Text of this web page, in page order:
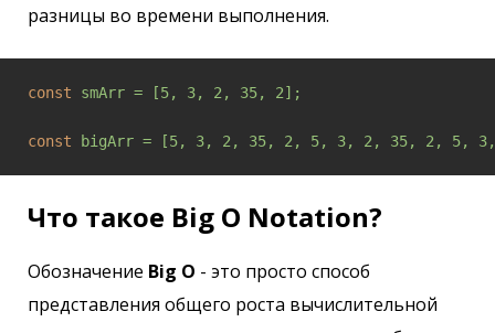
разницы во времени выполнения.
const smArr = [5, 3, 2, 35, 2];
const bigArr = [5, 3, 2, 35, 2, 5, 3, 2, 35, 2, 5,
Что такое Big O Notation?
Обозначение Big O - это просто способ
представления общего роста вычислительной